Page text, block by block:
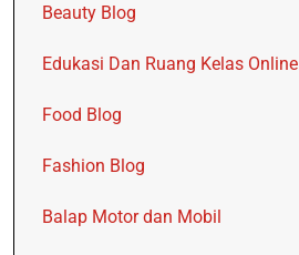
Beauty Blog
Edukasi Dan Ruang Kelas Online
Food Blog
Fashion Blog
Balap Motor dan Mobil